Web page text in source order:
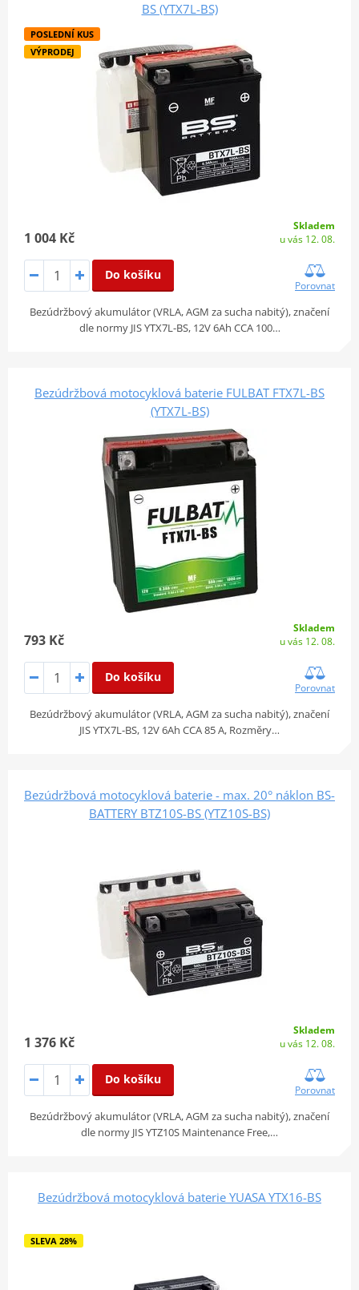
BS (YTX7L-BS)
POSLEDNÍ KUS
VÝPRODEJ
1 004 Kč
Skladem
u vás 12. 08.
Do košíku
Porovnat
Bezúdržbový akumulátor (VRLA, AGM za sucha nabitý), značení
dle normy JIS YTX7L-BS, 12V 6Ah CCA 100…
Bezúdržbová motocyklová baterie FULBAT FTX7L-BS
(YTX7L-BS)
793 Kč
Skladem
u vás 12. 08.
Do košíku
Porovnat
Bezúdržbový akumulátor (VRLA, AGM za sucha nabitý), značení
JIS YTX7L-BS, 12V 6Ah CCA 85 A, Rozměry…
Bezúdržbová motocyklová baterie - max. 20° náklon BS-
BATTERY BTZ10S-BS (YTZ10S-BS)
1 376 Kč
Skladem
u vás 12. 08.
Do košíku
Porovnat
Bezúdržbový akumulátor (VRLA, AGM za sucha nabitý), značení
dle normy JIS YTZ10S Maintenance Free,…
Bezúdržbová motocyklová baterie YUASA YTX16-BS
SLEVA 28%